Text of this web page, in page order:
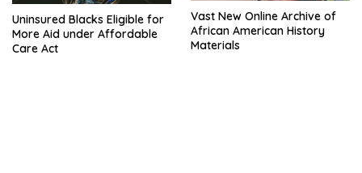
Uninsured Blacks Eligible for
More Aid under Affordable
Care Act
Vast New Online Archive of
African American History
Materials